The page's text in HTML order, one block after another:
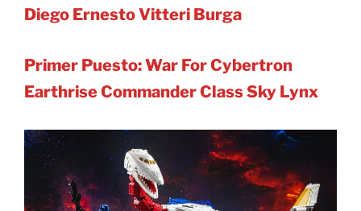
Diego Ernesto Vitteri Burga
Primer Puesto: War For Cybertron
Earthrise Commander ClassSky Lynx